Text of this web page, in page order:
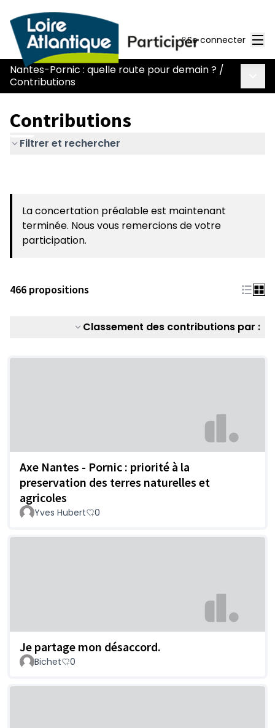
Se connecter
Nantes-Pornic : quelle route pour demain ? /
Contributions
Contributions
Filtrer et rechercher
La concertation préalable est maintenant
terminée. Nous vous remercions de votre
participation.
466 propositions
Classement des contributions par :
Axe Nantes - Pornic : priorité à la
preservation des terres naturelles et
agricoles
Yves Hubert 0
Je partage mon désaccord.
Bichet 0